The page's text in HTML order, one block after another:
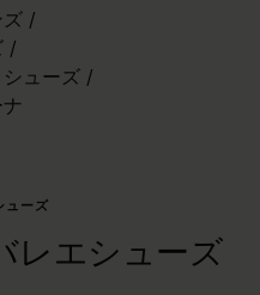
ズ /
/
ューズ /
ューズ
レエシューズ